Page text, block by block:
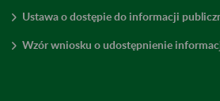
Ustawa o dostępie do informacji
Wzór wniosku o udostępnienie